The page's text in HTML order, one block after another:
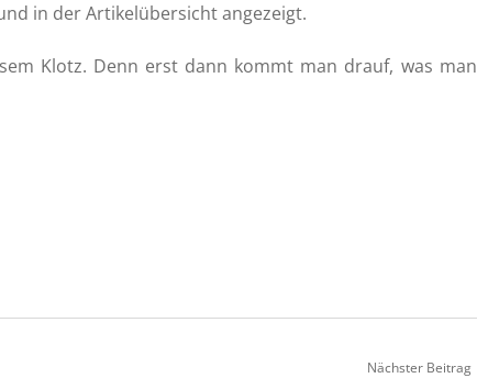
in der Artikelübersicht angezeigt.
Klotz. Denn erst dann kommt man drauf, was man
Nächster Beitrag